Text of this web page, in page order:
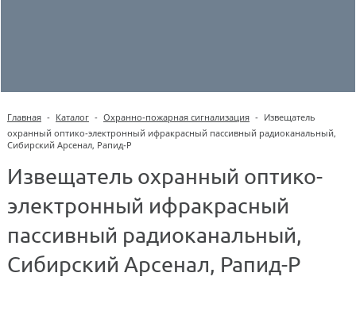
Главная - Каталог - Охранно-пожарная сигнализация - Извещатель
охранный оптико-электронный ифракрасный пассивный радиоканальный,
Сибирский Арсенал, Рапид-Р
Извещатель охранный оптико-
электронный ифракрасный
пассивный радиоканальный,
Сибирский Арсенал, Рапид-Р